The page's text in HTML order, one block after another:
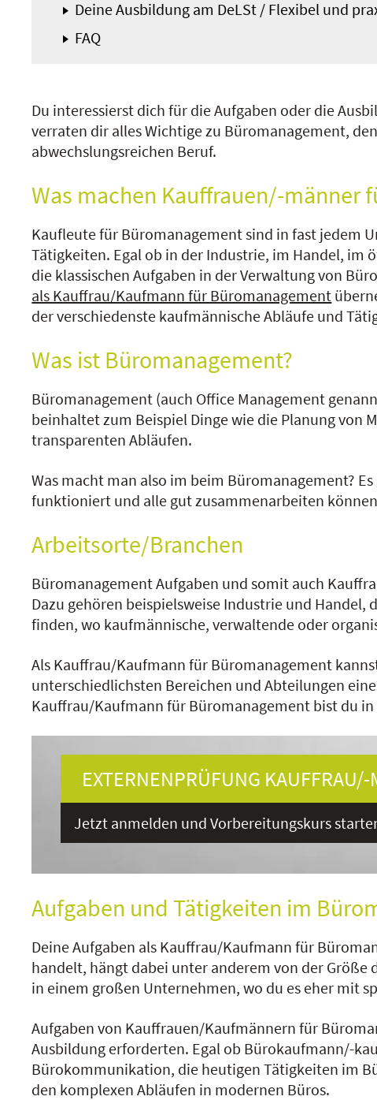
Deine Ausbildung am DeLSt / Flexibel und
FAQ
Du interessierst dich für die Aufgaben oder die
verraten dir alles Wichtige zu Büromanagement,
abwechslungsreichen Beruf.
Was machen Kauffrauen/-männer
Kaufleute für Büromanagement sind in fast jedem
Tätigkeiten. Egal ob in der Industrie, im Handel,
die klassischen Aufgaben in der Verwaltung von
als Kauffrau/Kaufmann für Büromanagement
der verschiedenste kaufmännische Abläufe und
Was ist Büromanagement?
Büromanagement (auch Office Management
beinhaltet zum Beispiel Dinge wie die Planung von
transparenten Abläufen.
Was macht man also im beim Büromanagement?
funktioniert und alle gut zusammenarbeiten
Arbeitsorte/Branchen
Büromanagement Aufgaben und somit auch
Dazu gehören beispielsweise Industrie und Handel,
finden, wo kaufmännische, verwaltende oder
Als Kauffrau/Kaufmann für Büromanagement
unterschiedlichsten Bereichen und Abteilungen
Kauffrau/Kaufmann für Büromanagement bist du
EXTERNENPRÜFUNG
Jetzt anmelden und Vorbereitungskurs
Aufgaben und Tätigkeiten im
Deine Aufgaben als Kauffrau/Kaufmann für
handelt, hängt dabei unter anderem von der Größe
in einem großen Unternehmen, wo du es eher mit
Aufgaben von Kauffrauen/Kaufmännern für
Ausbildung erforderten. Egal ob Bürokaufmann/-
Bürokommunikation, die heutigen Tätigkeiten im
den komplexen Abläufen in modernen Büros.